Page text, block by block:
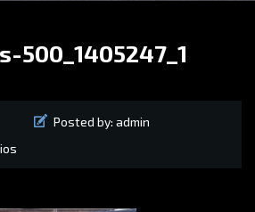
500_1405247_1
Posted by: admin